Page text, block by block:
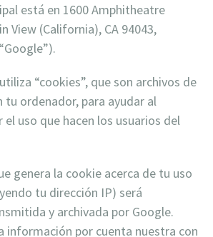
está en 1600 Amphitheatre
View (California), CA 94043,
“cookies”, que son archivos de
tu ordenador, para ayudar al
uso que hacen los usuarios del
genera la cookie acerca de tu uso
tu dirección IP) será
y archivada por Google.
información por cuenta nuestra con